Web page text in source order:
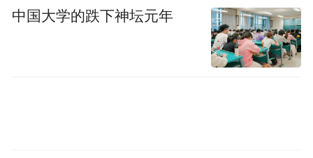
中国大学的跌下神坛元年